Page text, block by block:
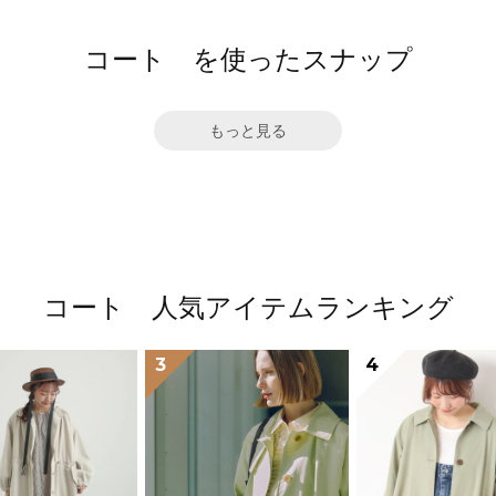
コート を使ったスナップ
もっと見る
コート 人気アイテムランキング
3 4